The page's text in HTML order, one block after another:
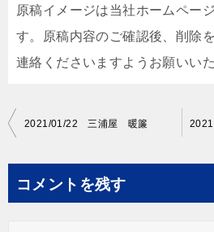
原稿イメージは当社ホームペー
す。原稿内容のご確認後、削除
連絡くださいますようお願いいた
投
ビ
2021/01/22 三浦屋 暖簾
コメントを残す